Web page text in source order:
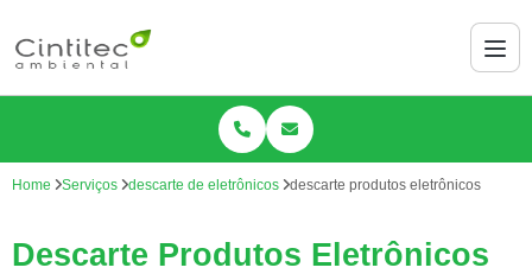
Home Serviços descarte de eletrônicos descarte produtos eletrônicos
Descarte Produtos Eletrônicos